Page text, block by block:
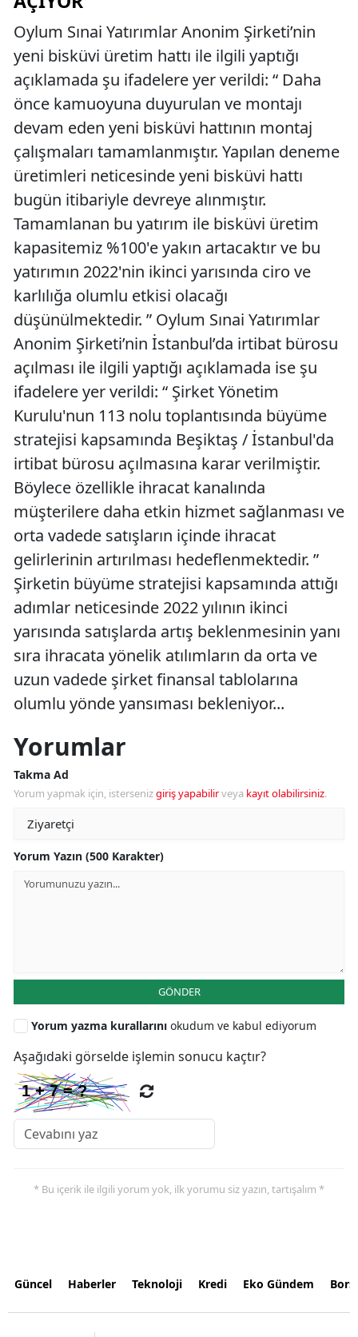
Oylum Sınai Yatırımlar Anonim Şirketi’nin
yeni bisküvi üretim hattı ile ilgili yaptığı
açıklamada şu ifadelere yer verildi: “ Daha
önce kamuoyuna duyurulan ve montajı
devam eden yeni bisküvi hattının montaj
çalışmaları tamamlanmıştır. Yapılan deneme
üretimleri neticesinde yeni bisküvi hattı
bugün itibariyle devreye alınmıştır.
Tamamlanan bu yatırım ile bisküvi üretim
kapasitemiz %100'e yakın artacaktır ve bu
yatırımın 2022'nin ikinci yarısında ciro ve
karlılığa olumlu etkisi olacağı
düşünülmektedir. ” Oylum Sınai Yatırımlar
Anonim Şirketi’nin İstanbul’da irtibat bürosu
açılması ile ilgili yaptığı açıklamada ise şu
ifadelere yer verildi: “ Şirket Yönetim
Kurulu'nun 113 nolu toplantısında büyüme
stratejisi kapsamında Beşiktaş / İstanbul'da
irtibat bürosu açılmasına karar verilmiştir.
Böylece özellikle ihracat kanalında
müşterilere daha etkin hizmet sağlanması ve
orta vadede satışların içinde ihracat
gelirlerinin artırılması hedeflenmektedir. ”
Şirketin büyüme stratejisi kapsamında attığı
adımlar neticesinde 2022 yılının ikinci
yarısında satışlarda artış beklenmesinin yanı
sıra ihracata yönelik atılımların da orta ve
uzun vadede şirket finansal tablolarına
olumlu yönde yansıması bekleniyor...
Yorumlar
Takma Ad
Yorum yapmak için, istersenizgiriş yapabilirveya kayıt olabilirsiniz.
Yorum Yazın (500 Karakter)
GÖNDER
Yorum yazma kurallarını okudum ve kabul ediyorum
Aşağıdaki görselde işlemin sonucu kaçtır?
* Bu içerik ile ilgili yorum yok, ilk yorumu siz yazın, tartışalım *
Güncel Haberler Teknoloji Kredi Eko Gündem